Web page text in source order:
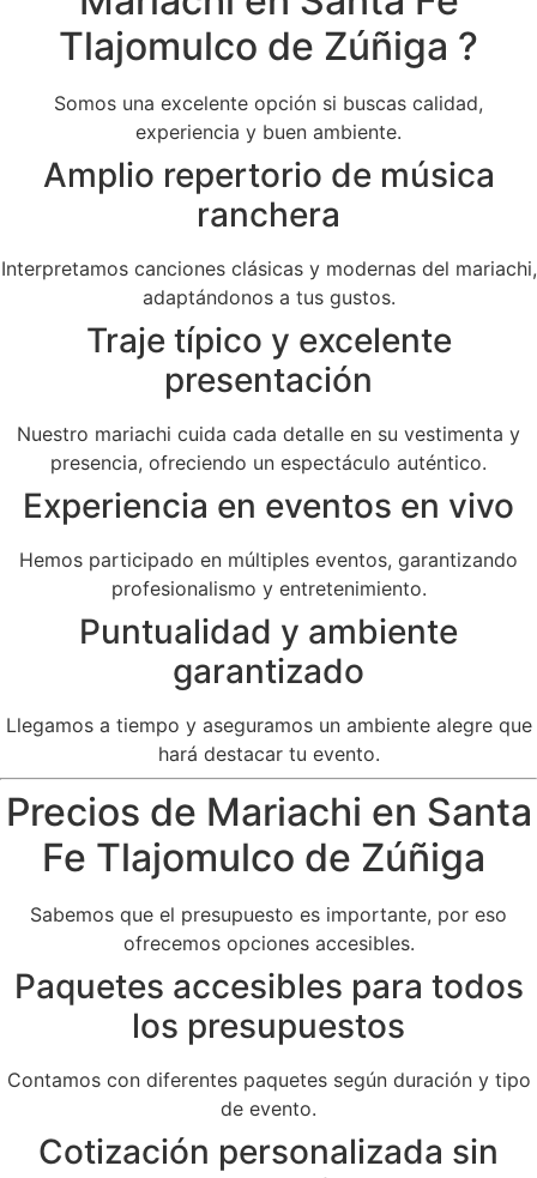
Tlajomulco de Zúñiga ?
Somos una excelente opción si buscas calidad,
experiencia y buen ambiente.
Amplio repertorio de música
ranchera
Interpretamos canciones clásicas y modernas del mariachi,
adaptándonos a tus gustos.
Traje típico y excelente
presentación
Nuestro mariachi cuida cada detalle en su vestimenta y
presencia, ofreciendo un espectáculo auténtico.
Experiencia en eventos en vivo
Hemos participado en múltiples eventos, garantizando
profesionalismo y entretenimiento.
Puntualidad y ambiente
garantizado
Llegamos a tiempo y aseguramos un ambiente alegre que
hará destacar tu evento.
Precios de Mariachi en Santa
Fe Tlajomulco de Zúñiga
Sabemos que el presupuesto es importante, por eso
ofrecemos opciones accesibles.
Paquetes accesibles para todos
los presupuestos
Contamos con diferentes paquetes según duración y tipo
de evento.
Cotización personalizada sin